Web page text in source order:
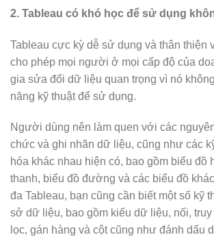
2. Tableau có khó học để sử dụng
Tableau cực kỳ dễ sử dụng và thân thiện
cho phép mọi người ở mọi cấp độ của
gia sửa đổi dữ liệu quan trọng vì nó
năng kỹ thuật để sử dụng.
Người dùng nên làm quen với các
chức và ghi nhãn dữ liệu, cũng như các
hóa khác nhau hiện có, bao gồm biểu đồ
thanh, biểu đồ đường và các biểu đồ
đa Tableau, bạn cũng cần biết một số kỹ
sở dữ liệu, bao gồm kiểu dữ liệu, nối, truy
lọc, gán hàng và cột cũng như đánh dấu